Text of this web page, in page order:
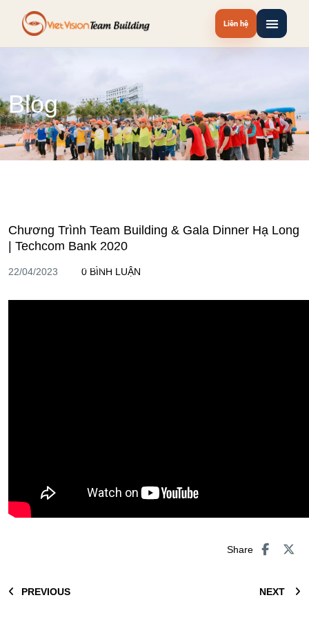
Liên hệ
Blog
Video Du Lịch - Sự Kiện - Team Building - Gala Dinner Viet
Vision Đã Tổ Chức
Chương Trình Team Building & Gala Dinner Hạ Long
| Techcom Bank 2020
22/04/2023 0 BÌNH LUẬN
Share
PREVIOUS NEXT